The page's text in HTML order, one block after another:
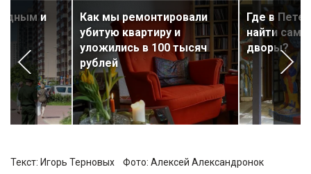
и
Как мы ремонтировали
убитую квартиру и
уложились в 100 тысяч
рублей
Где в
найти
дворы?
Текст: Игорь Терновых Фото: Алексей Александронок